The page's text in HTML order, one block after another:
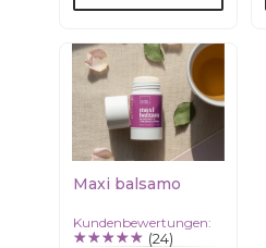
Maxi balsamo
Kundenbewertungen:
(24)